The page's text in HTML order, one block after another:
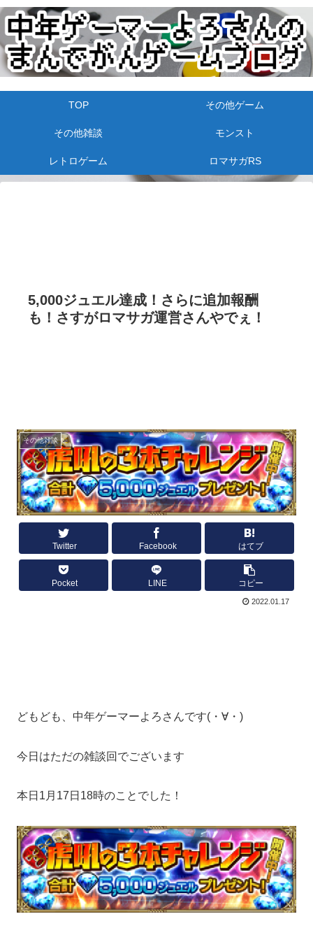
TOP その他ゲーム
その他雑談 モンスト
レトロゲーム ロマサガRS
5,000ジュエル達成！さらに追加報酬
も！さすがロマサガ運営さんやでぇ！
その他雑談
Twitter Facebook はてブ
Pocket LINE コピー
2022.01.17
どもども、中年ゲーマーよろさんです(・∀・)
今日はただの雑談回でございます
本日1月17日18時のことでした！